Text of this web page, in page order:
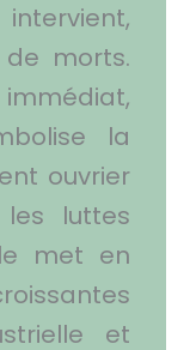
morts.
la
ouvrier
luttes
met en
et